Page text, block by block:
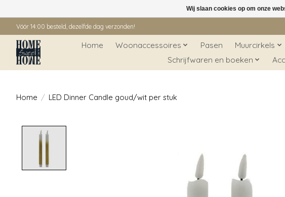
Vóór 14:00 besteld, dezelfde dag verzonden!
Home Woonaccessoires Pasen Muurcirkels
Schrijfwaren en boeken
Home / LED Dinner Candle goud/wit per stuk
Wij slaan cookies op om onze